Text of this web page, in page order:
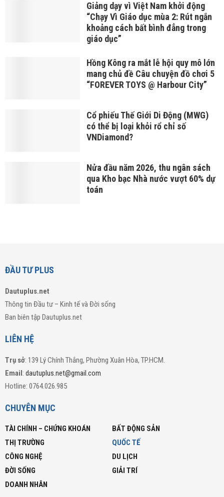
Giảng dạy vì Việt Nam khởi động
“Chạy Vì Giáo dục mùa 2: Rút ngắn
khoảng cách bất bình đẳng trong
giáo dục”
Hồng Kông ra mắt lễ hội quy mô lớn
mang chủ đề Câu chuyện đồ chơi 5
“FOREVER TOYS @ Harbour City”
Cổ phiếu Thế Giới Di Động (MWG)
có thể bị loại khỏi rổ chỉ số
VNDiamond?
Nửa đầu năm 2026, thu ngân sách
qua Kho bạc Nhà nước vượt 60% dự
toán
ĐẦU TƯ PLUS
Dautuplus.net
Thông tin Đầu tư – Kinh tế và Đời sống
Ban biên tập Dautuplus.net
LIÊN HỆ
Trụ sở: 139 Lý Chính Thắng, Phường Xuân Hòa, TP.HCM.
Email: dautuplus.net@gmail.com
Hotline: 0764.026.985
CHUYÊN MỤC
TÀI CHÍNH – CHỨNG KHOÁN
BẤT ĐỘNG SẢN
THỊ TRƯỜNG
QUỐC TẾ
CÔNG NGHỆ
DU LỊCH
ĐỜI SỐNG
GIẢI TRÍ
DOANH NHÂN